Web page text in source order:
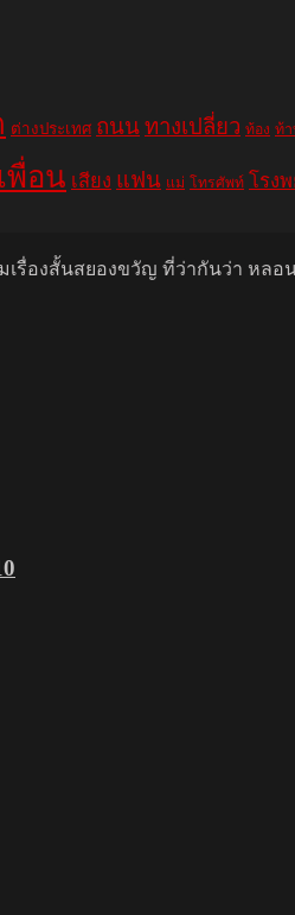
ต่างประเทศ ถนนทางเปลี่ยว ท้อง ท้า
เพื่อน เสียง แฟน แม่ โทรศัพท์ โรง
มเรื่องสั้นสยองขวัญ ที่ว่ากันว่า ห